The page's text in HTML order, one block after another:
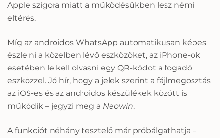
Apple szigora miatt a működésükben lesz némi
eltérés.
Míg az androidos WhatsApp automatikusan képes
észlelni a közelben lévő eszközöket, az iPhone-ok
esetében le kell olvasni egy QR-kódot a fogadó
eszközzel. Jó hír, hogy a jelek szerint a fájlmegosztás
az iOS-es és az androidos készülékek között is
működik – jegyzi meg a Neowin.
A funkciót néhány tesztelő már próbálgathatja –